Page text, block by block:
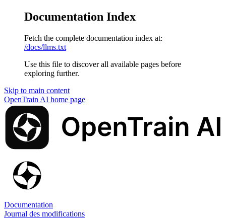
Documentation Index
Fetch the complete documentation index at:
/docs/llms.txt
Use this file to discover all available pages before
exploring further.
Skip to main content
OpenTrain AI home page
Documentation
Journal des modifications